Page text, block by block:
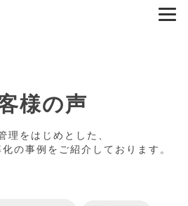
様の声
理をはじめとした、
の事例をご紹介しております。